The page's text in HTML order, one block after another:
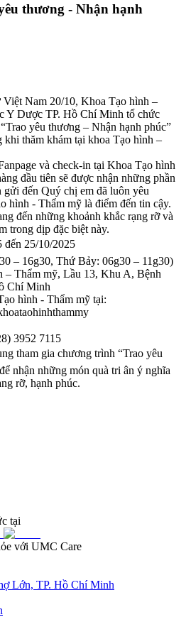
thương - Nhận hạnh
Nam 20/10, Khoa Tạo hình –
Y Dược TP. Hồ Chí Minh tổ chức
yêu thương – Nhận hạnh phúc”
khi thăm khám tại khoa Tạo hình –
và check-in tại Khoa Tạo hình
đầu tiên sẽ được nhận những phần
đến Quý chị em đã luôn yêu
hình - Thẩm mỹ là điểm đến tin cậy.
đến những khoảnh khắc rạng rỡ và
trong dịp đặc biệt này.
25/10/2025
– 16g30, Thứ Bảy: 06g30 – 11g30)
– Thẩm mỹ, Lầu 13, Khu A, Bệnh
Chí Minh
hình - Thẩm mỹ tại:
3952 7115
tham gia chương trình “Trao yêu
nhận những món quà tri ân ý nghĩa
rỡ, hạnh phúc.
tại
với UMC Care
Lớn, TP. Hồ Chí Minh